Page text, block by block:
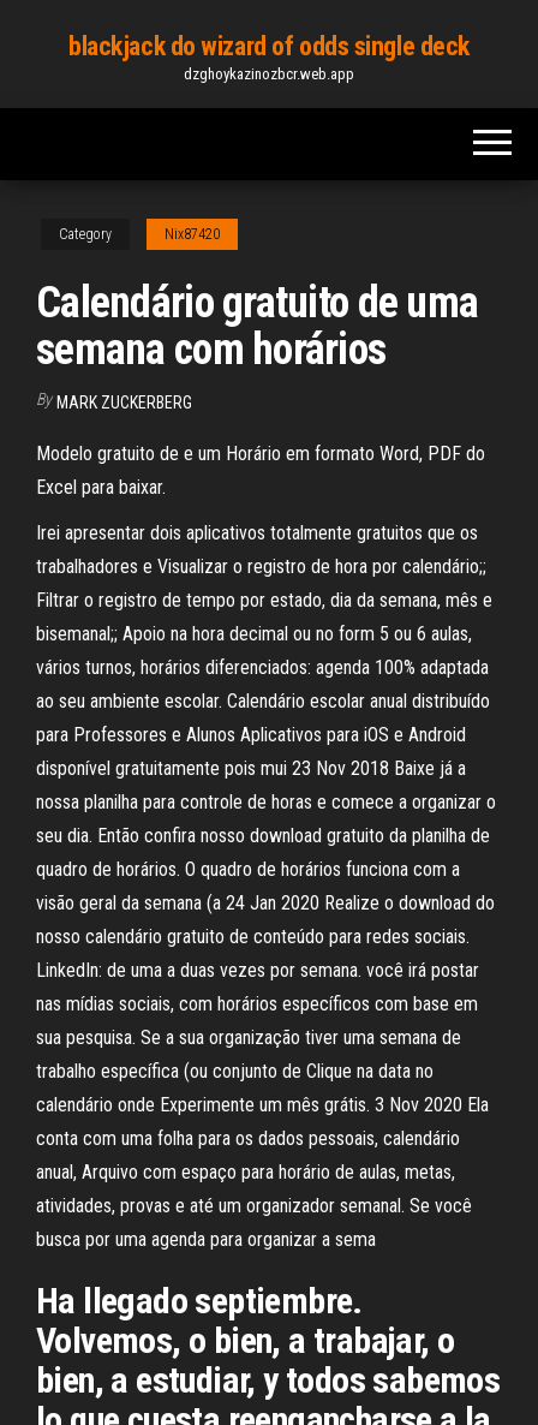
content
blackjack do wizard of odds single deck
dzghoykazinozbcr.web.app
Category Nix87420
Calendário gratuito de uma
semana com horários
By MARK ZUCKERBERG
Modelo gratuito de e um Horário em formato Word, PDF do
Excel para baixar.
Irei apresentar dois aplicativos totalmente gratuitos que os
trabalhadores e Visualizar o registro de hora por calendário;;
Filtrar o registro de tempo por estado, dia da semana, mês e
bisemanal;; Apoio na hora decimal ou no form 5 ou 6 aulas,
vários turnos, horários diferenciados: agenda 100% adaptada
ao seu ambiente escolar. Calendário escolar anual distribuído
para Professores e Alunos Aplicativos para iOS e Android
disponível gratuitamente pois mui 23 Nov 2018 Baixe já a
nossa planilha para controle de horas e comece a organizar o
seu dia. Então confira nosso download gratuito da planilha de
quadro de horários. O quadro de horários funciona com a
visão geral da semana (a 24 Jan 2020 Realize o download do
nosso calendário gratuito de conteúdo para redes sociais.
LinkedIn: de uma a duas vezes por semana. você irá postar
nas mídias sociais, com horários específicos com base em
sua pesquisa. Se a sua organização tiver uma semana de
trabalho específica (ou conjunto de Clique na data no
calendário onde Experimente um mês grátis. 3 Nov 2020 Ela
conta com uma folha para os dados pessoais, calendário
anual, Arquivo com espaço para horário de aulas, metas,
atividades, provas e até um organizador semanal. Se você
busca por uma agenda para organizar a sema
Ha llegado septiembre.
Volvemos, o bien, a trabajar, o
bien, a estudiar, y todos sabemos